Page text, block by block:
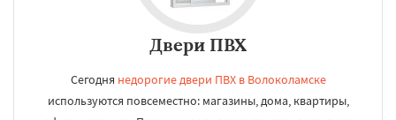
Двери ПВХ
Сегодня недорогие двери ПВХ в Волоколамске
используются повсеместно: магазины, дома, квартиры,